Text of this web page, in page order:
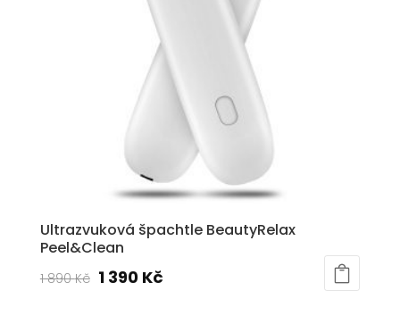
Ultrazvuková špachtle BeautyRelax
Peel&Clean
1 890Kč Původní
1 390 KčAktuální